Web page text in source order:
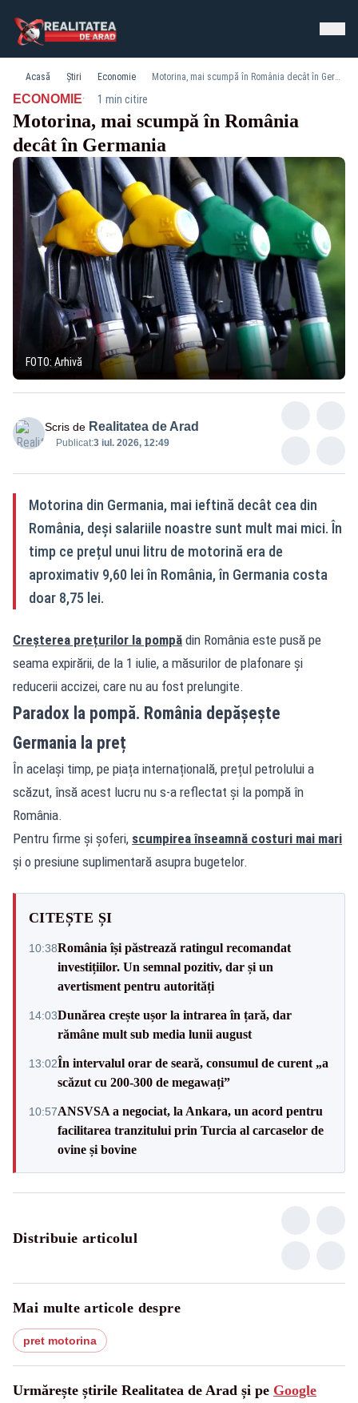
Acasă Știri Economie Motorina, mai scumpă în România decât în Germania
ECONOMIE· 1 min citire
Motorina, mai scumpă în România
decât în Germania
FOTO: Arhivă
Scris de Realitatea de Arad
Publicat:3 iul. 2026, 12:49
Motorina din Germania, mai ieftină decât cea din
România, deși salariile noastre sunt mult mai mici. În
timp ce prețul unui litru de motorină era de
aproximativ 9,60 lei în România, în Germania costa
doar 8,75 lei.
Creșterea prețurilor la pompă din România este pusă pe
seama expirării, de la 1 iulie, a măsurilor de plafonare și
reducerii accizei, care nu au fost prelungite.
Paradox la pompă. România depășește
Germania la preț
În același timp, pe piața internațională, prețul petrolului a
scăzut, însă acest lucru nu s-a reflectat și la pompă în
România.
Pentru firme și șoferi, scumpirea înseamnă costuri mai mari
și o presiune suplimentară asupra bugetelor.
CITEȘTE ȘI
10:38România își păstrează ratingul recomandat
investițiilor. Un semnal pozitiv, dar și un
avertisment pentru autorități
14:03Dunărea crește ușor la intrarea în țară, dar
rămâne mult sub media lunii august
13:02În intervalul orar de seară, consumul de curent „a
scăzut cu 200-300 de megawați”
10:57ANSVSA a negociat, la Ankara, un acord pentru
facilitarea tranzitului prin Turcia al carcaselor de
ovine și bovine
Distribuie articolul
Mai multe articole despre
pret motorina
Urmărește știrile Realitatea de Arad și pe Google